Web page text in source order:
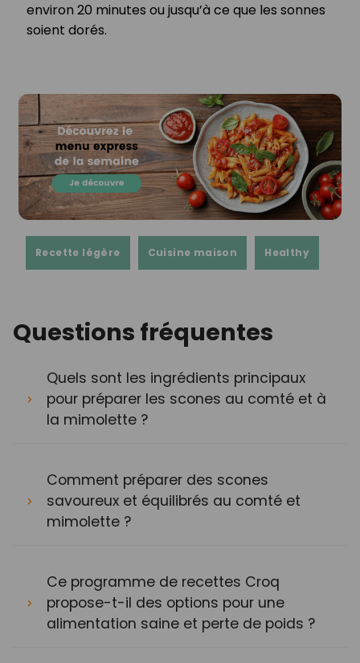
environ 20 minutes ou jusqu’à ce que les sonnes
soient dorés.⁣
Recette légère Cuisine maison Healthy
Questions fréquentes
Quels sont les ingrédients principaux
pour préparer les scones au comté et à
la mimolette ?
Comment préparer des scones
savoureux et équilibrés au comté et
mimolette ?
Ce programme de recettes Croq
propose-t-il des options pour une
alimentation saine et perte de poids ?